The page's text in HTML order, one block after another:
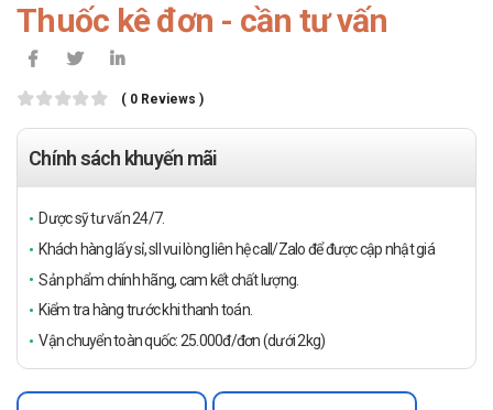
Thuốc kê đơn - cần tư vấn
( 0 Reviews )
Chính sách khuyến mãi
Dược sỹ tư vấn 24/7.
Khách hàng lấy sỉ, sll vui lòng liên hệ call/Zalo để được cập nhật giá
Sản phẩm chính hãng, cam kết chất lượng.
Kiểm tra hàng trước khi thanh toán.
Vận chuyển toàn quốc: 25.000đ/đơn (dưới 2kg)